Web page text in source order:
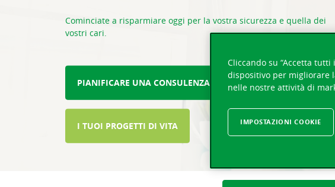
Cominciate a risparmiare oggi per la vostra sicurezza e quella dei
vostri cari.
PIANIFICARE UNA CONSULENZA PREVIDENZIALE
I TUOI PROGETTI DI VITA
Cliccando su “Accetta
dispositivo per migliorare
nelle nostre attività di
IMPOSTAZIONI COOKIE